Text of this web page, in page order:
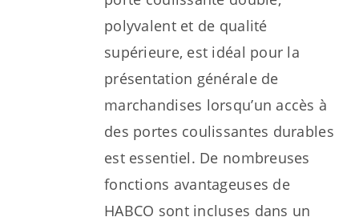
polyvalent et de qualité
supérieure, est idéal pour la
présentation générale de
marchandises lorsqu’un accès à
des portes coulissantes durables
est essentiel. De nombreuses
fonctions avantageuses de
HABCO sont incluses dans un